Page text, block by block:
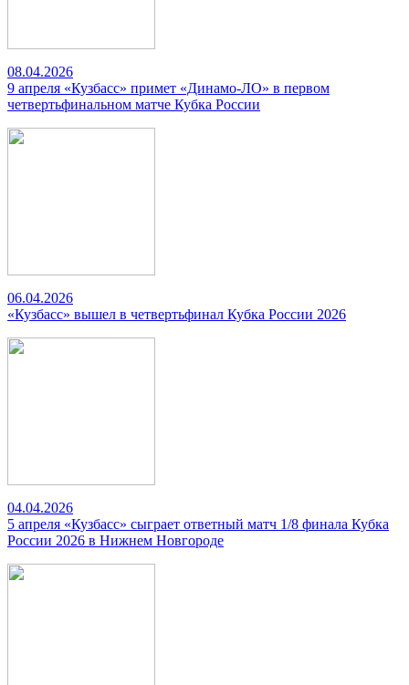
08.04.2026
9 апреля «Кузбасс» примет «Динамо-ЛО» в первом
четвертьфинальном матче Кубка России
06.04.2026
«Кузбасс» вышел в четвертьфинал Кубка России 2026
04.04.2026
5 апреля «Кузбасс» сыграет ответный матч 1/8 финала Кубка
России 2026 в Нижнем Новгороде